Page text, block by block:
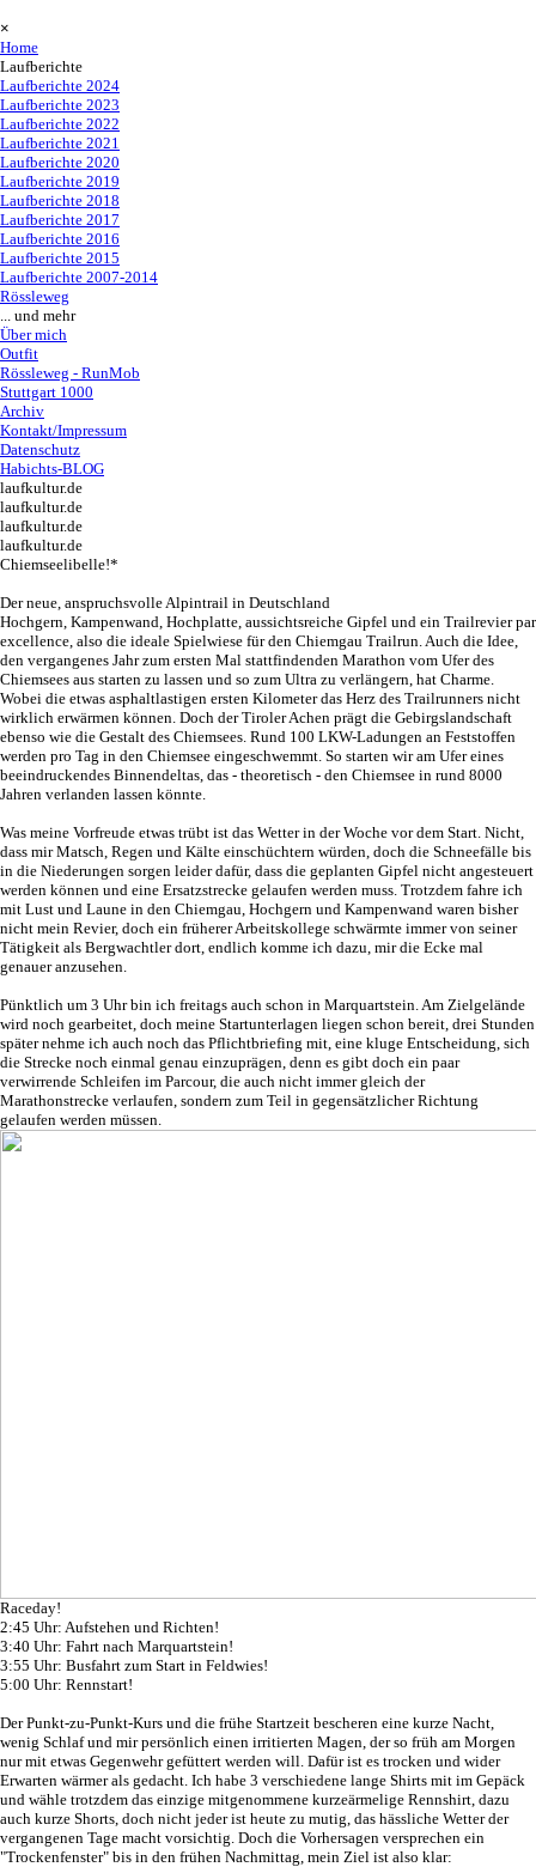
×
Home
Laufberichte
Laufberichte 2024
Laufberichte 2023
Laufberichte 2022
Laufberichte 2021
Laufberichte 2020
Laufberichte 2019
Laufberichte 2018
Laufberichte 2017
Laufberichte 2016
Laufberichte 2015
Laufberichte 2007-2014
Rössleweg
... und mehr▼
Über mich
Outfit
Rössleweg - RunMob
Stuttgart 1000
Archiv
Kontakt/Impressum
Datenschutz
Habichts-BLOG
laufkultur.de
laufkultur.de
laufkultur.de
laufkultur.de
Chiemseelibelle!*
Der neue, anspruchsvolle Alpintrail in Deutschland
Hochgern, Kampenwand, Hochplatte, aussichtsreiche Gipfel und ein Trailrevier par
excellence, also die ideale Spielwiese für den Chiemgau Trailrun. Auch die Idee,
den vergangenes Jahr zum ersten Mal stattfindenden Marathon vom Ufer des
Chiemsees aus starten zu lassen und so zum Ultra zu verlängern, hat Charme.
Wobei die etwas asphaltlastigen ersten Kilometer das Herz des Trailrunners nicht
wirklich erwärmen können. Doch der Tiroler Achen prägt die Gebirgslandschaft
ebenso wie die Gestalt des Chiemsees. Rund 100 LKW-Ladungen an Feststoffen
werden pro Tag in den Chiemsee eingeschwemmt. So starten wir am Ufer eines
beeindruckendes Binnendeltas, das - theoretisch - den Chiemsee in rund 8000
Jahren verlanden lassen könnte.
Was meine Vorfreude etwas trübt ist das Wetter in der Woche vor dem Start. Nicht,
dass mir Matsch, Regen und Kälte einschüchtern würden, doch die Schneefälle bis
in die Niederungen sorgen leider dafür, dass die geplanten Gipfel nicht angesteuert
werden können und eine Ersatzstrecke gelaufen werden muss. Trotzdem fahre ich
mit Lust und Laune in den Chiemgau, Hochgern und Kampenwand waren bisher
nicht mein Revier, doch ein früherer Arbeitskollege schwärmte immer von seiner
Tätigkeit als Bergwachtler dort, endlich komme ich dazu, mir die Ecke mal
genauer anzusehen.
Pünktlich um 3 Uhr bin ich freitags auch schon in Marquartstein. Am Zielgelände
wird noch gearbeitet, doch meine Startunterlagen liegen schon bereit, drei Stunden
später nehme ich auch noch das Pflichtbriefing mit, eine kluge Entscheidung, sich
die Strecke noch einmal genau einzuprägen, denn es gibt doch ein paar
verwirrende Schleifen im Parcour, die auch nicht immer gleich der
Marathonstrecke verlaufen, sondern zum Teil in gegensätzlicher Richtung
gelaufen werden müssen.
Raceday!
2:45 Uhr: Aufstehen und Richten!
3:40 Uhr: Fahrt nach Marquartstein!
3:55 Uhr: Busfahrt zum Start in Feldwies!
5:00 Uhr: Rennstart!
Der Punkt-zu-Punkt-Kurs und die frühe Startzeit bescheren eine kurze Nacht,
wenig Schlaf und mir persönlich einen irritierten Magen, der so früh am Morgen
nur mit etwas Gegenwehr gefüttert werden will. Dafür ist es trocken und wider
Erwarten wärmer als gedacht. Ich habe 3 verschiedene lange Shirts mit im Gepäck
und wähle trotzdem das einzige mitgenommene kurzeärmelige Rennshirt, dazu
auch kurze Shorts, doch nicht jeder ist heute zu mutig, das hässliche Wetter der
vergangenen Tage macht vorsichtig. Doch die Vorhersagen versprechen ein
"Trockenfenster" bis in den frühen Nachmittag, mein Ziel ist also klar: